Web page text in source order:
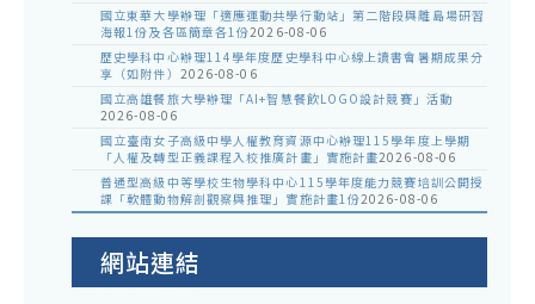
國立東華大學辦理「適應運動共學行動站」第二階段與離島場研習
海報1份及各區簡章各1份2026-08-06
歷史學科中心辦理114學年度歷史學科中心線上讀書會暑期成果分
享（如附件） 2026-08-06
國立高雄餐旅大學辦理「AI+智慧餐飲LOGO設計競賽」活動
2026-08-06
國立臺南女子高級中學人權教育資源中心辦理115學年度上學期
「人權及轉型正義課程入校推廣計畫」實施計畫2026-08-06
普通型高級中等學校生物學科中心115學年度能力競賽培訓公開授
課「軟體動物解剖觀察與推理」實施計畫1份2026-08-06
網站連結